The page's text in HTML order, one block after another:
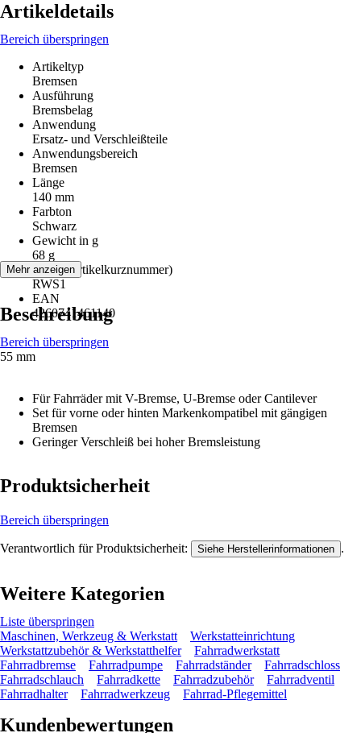
Artikeldetails
Bereich überspringen
Artikeltyp
Bremsen
Ausführung
Bremsbelag
Anwendung
Ersatz- und Verschleißteile
Anwendungsbereich
Bremsen
Länge
140 mm
Farbton
Schwarz
Gewicht in g
68 g
AKN (Artikelkurznummer)
RWS1
EAN
4260741461140
Mehr anzeigen
Beschreibung
Bereich überspringen
55 mm
Für Fahrräder mit V-Bremse, U-Bremse oder Cantilever
Set für vorne oder hinten Markenkompatibel mit gängigen
Bremsen
Geringer Verschleiß bei hoher Bremsleistung
Produktsicherheit
Bereich überspringen
Verantwortlich für Produktsicherheit: Siehe Herstellerinformationen .
Weitere Kategorien
Liste überspringen
Maschinen, Werkzeug & Werkstatt
Werkstatteinrichtung
Werkstattzubehör & Werkstatthelfer
Fahrradwerkstatt
Fahrradbremse
Fahrradpumpe Fahrradständer
Fahrradschloss
Fahrradschlauch
Fahrradkette Fahrradzubehör
Fahrradventil
Fahrradhalter
Fahrradwerkzeug Fahrrad-Pflegemittel
Kundenbewertungen